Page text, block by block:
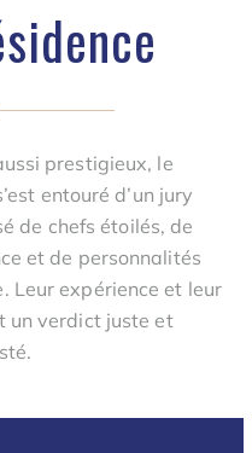
prestigieux, le
entouré d’un jury
de chefs étoilés, de
et de personnalités
Leur expérience et leur
verdict juste et